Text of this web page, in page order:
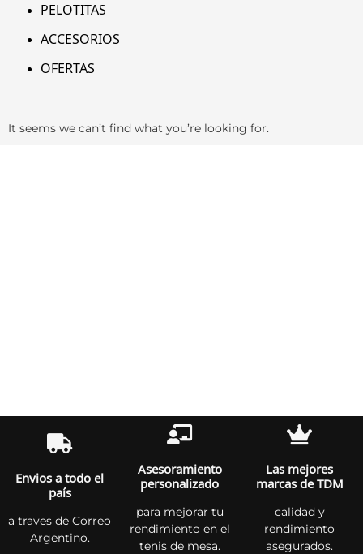
PELOTITAS
ACCESORIOS
OFERTAS
It seems we can’t find what you’re looking for.
Envios a todo el
país
a traves de Correo
Argentino.
Asesoramiento
personalizado
para mejorar tu
rendimiento en el
tenis de mesa.
Las mejores
marcas de TDM
calidad y
rendimiento
asegurados.